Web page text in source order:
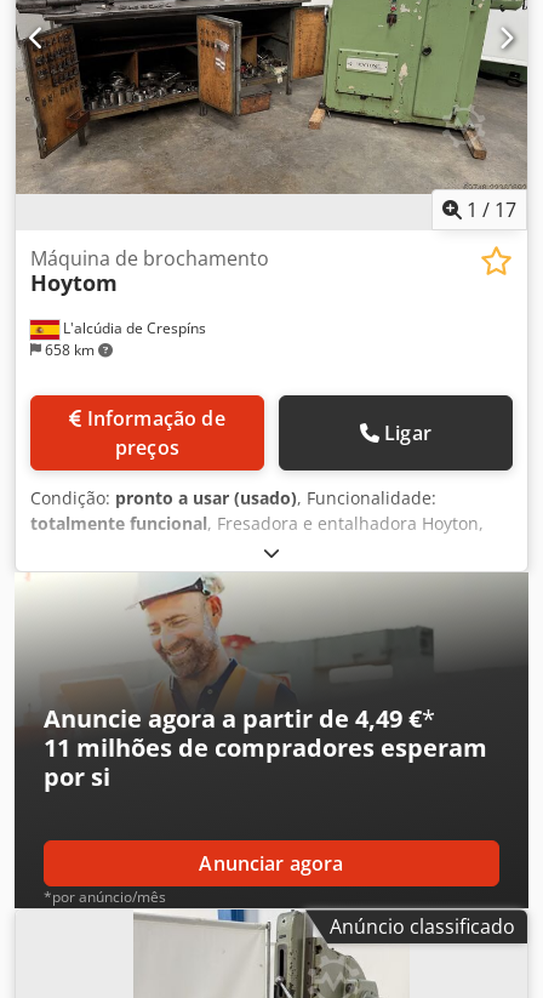
1 / 17
L'alcúdia de Crespíns
658 km
Máquina de brochamento
Hoytom
preços
Ligar
Condição: pronto a usar (usado), Funcionalidade:
totalmente funcional, Fresadora e entalhadora Hoyton,
modelo GH-500, comprimento máximo da ranhura 500
mm, largura máxima da ranhura 50 mm, velocidade de
corte 7,5 m/min, velocidade de recuo 15 m/min, 3 cv.
Máquina em bom estado, inclui um armário ou bancada
de trabalho repleta de acessórios. Esta bancada tem 2
metros de comprimento x 1 metro de largura x 93 cm de
altura, possui torno e divisor rotativo. Dodpfx Aozmp H
Romkeck
Anuncie agora a partir de 4,49 €*
11 milhões de compradores esperam
por si
Anunciar agora
*por anúncio/mês
Anúncio classificado